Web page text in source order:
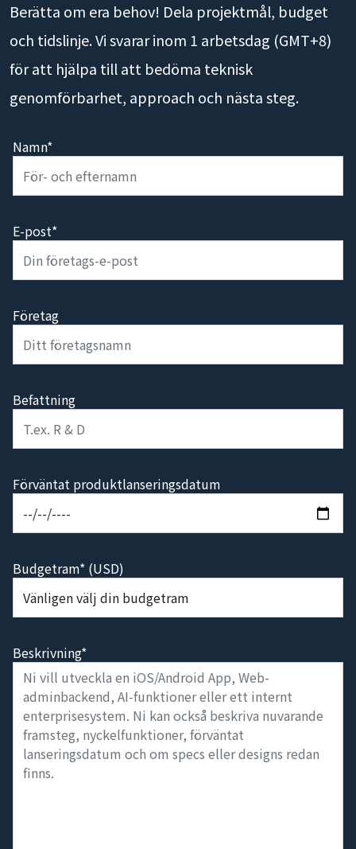
Berätta om era behov! Dela projektmål, budget
och tidslinje. Vi svarar inom 1 arbetsdag (GMT+8)
för att hjälpa till att bedöma teknisk
genomförbarhet, approach och nästa steg.
Namn*
E-post*
Företag
Befattning
Förväntat produktlanseringsdatum
Budgetram* (USD)
Beskrivning*